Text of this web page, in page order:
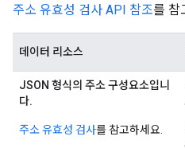
주소 유효성 검사 API 참조를 참
데이터 리소스
JSON 형식의 주소 구성요소입니
다.
주소 유효성 검사를 참고하세요.